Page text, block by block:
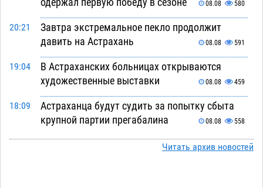
08.08 580
20:21
Завтра экстремальное пекло продолжит
давить на Астрахань
08.08 591
19:04
В Астраханских больницах открываются
художественные выставки
08.08 459
18:09
Астраханца будут судить за попытку сбыта
крупной партии прегабалина
08.08 558
Игорь Мартынов вручил награды тренерам и
Читать архив новостей